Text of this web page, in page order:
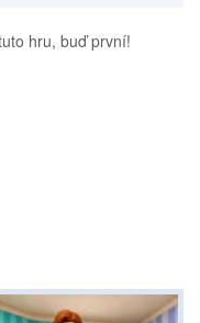
hru, buď první!